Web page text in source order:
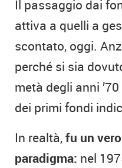
Il passaggio dai
attiva a quelli a
scontato, oggi.
perché si sia
metà degli anni
dei primi fondi
In realtà,fu un
paradigma: nel